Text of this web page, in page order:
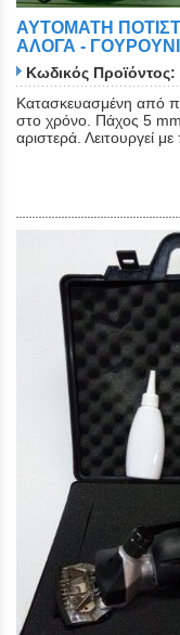
ΑΥΤΟΜΑΤΗ
ΑΛΟΓΑ -
Κωδικός Προϊόντος:
Κατασκευασμένη από
στο χρόνο. Πάχος 5
αριστερά. Λειτουργεί